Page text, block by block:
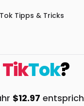
Tipps & Tricks
TikTok?
$12.97